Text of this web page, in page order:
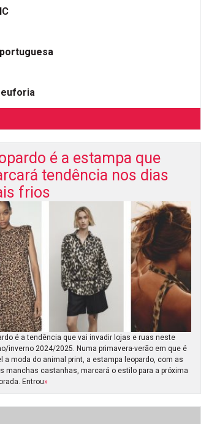
euforia
é a estampa que
tendência nos dias
frios
é a tendência que vai invadir lojas e ruas neste
inverno 2024/2025. Numa primavera-verão em que é
a moda do animal print, a estampa leopardo, com as
manchas castanhas, marcará o estilo para a próxima
Entrou»